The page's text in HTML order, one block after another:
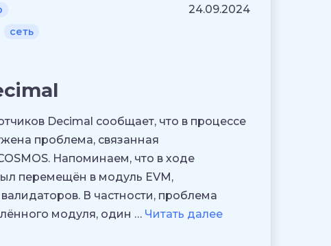
сеть
24.09.2024
Decimal сообщает, что в процессе
проблема, связанная
Напоминаем, что в ходе
перемещён в модуль EVM,
В частности, проблема
модуля, один … Читать далее